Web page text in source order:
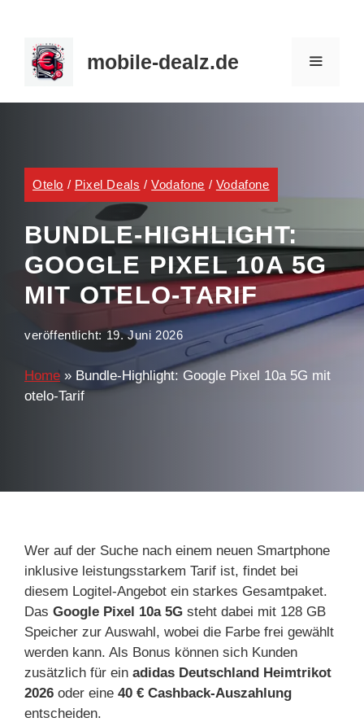
Inhalt
springen
mobile-dealz.de
Otelo / Pixel Deals /Vodafone / Vodafone
BUNDLE-HIGHLIGHT:
GOOGLE PIXEL 10A 5G
MIT OTELO-TARIF
veröffentlicht: 19. Juni 2026
Home » Bundle-Highlight: Google Pixel 10a 5G mit
otelo-Tarif
Wer auf der Suche nach einem neuen Smartphone
inklusive leistungsstarkem Tarif ist, findet bei
diesem Logitel-Angebot ein starkes Gesamtpaket.
Das Google Pixel 10a 5G steht dabei mit 128 GB
Speicher zur Auswahl, wobei die Farbe frei gewählt
werden kann. Als Bonus können sich Kunden
zusätzlich für ein adidas Deutschland Heimtrikot
2026 oder eine 40 € Cashback-Auszahlung
entscheiden.